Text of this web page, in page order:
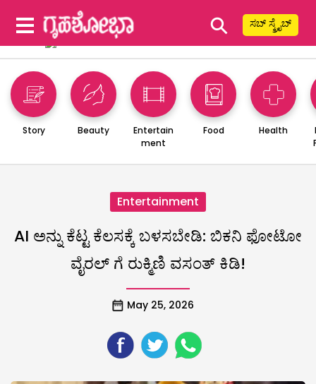
⚲ ಸಬ್ ಸ್ಕ್ರೈಬ್
Story Beauty
Entertain
ment
Food Health
Entertainment
AI ಅನ್ನು ಕೆಟ್ಟ ಕೆಲಸಕ್ಕೆ ಬಳಸಬೇಡಿ: ಬಿಕನಿ ಫೋಟೋ
ವೈರಲ್ ಗೆ ರುಕ್ಮಿಣಿ ವಸಂತ್ ಕಿಡಿ!
May 25, 2026